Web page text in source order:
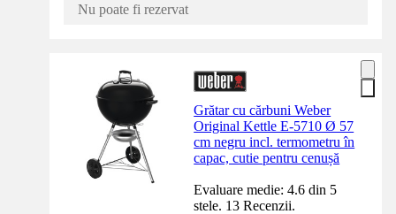
Nu poate fi rezervat
Grătar cu cărbuni Weber
Original Kettle E-5710 Ø 57
cm negru incl. termometru în
capac, cutie pentru cenușă
Evaluare medie: 4.6 din 5
stele. 13 Recenzii.